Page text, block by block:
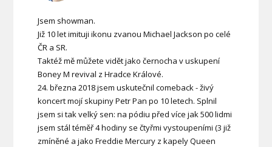
Jsem showman.
Již 10 let imituji ikonu zvanou Michael Jackson po celé
ČR a SR.
Taktéž mě můžete vidět jako černocha v uskupení
Boney M revival z Hradce Králové.
24. března 2018 jsem uskutečnil comeback - živý
koncert mojí skupiny Petr Pan po 10 letech. Splnil
jsem si tak velký sen: na pódiu před více jak 500 lidmi
jsem stál téměř 4 hodiny se čtyřmi vystoupeními (3 již
zmíněné a jako Freddie Mercury z kapely Queen